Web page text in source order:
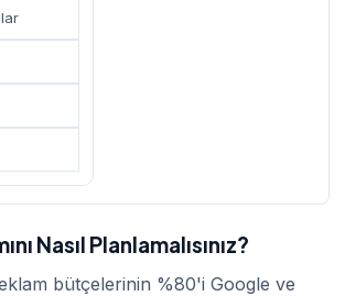
Nasıl Planlamalısınız?
bütçelerinin %80'i Google ve